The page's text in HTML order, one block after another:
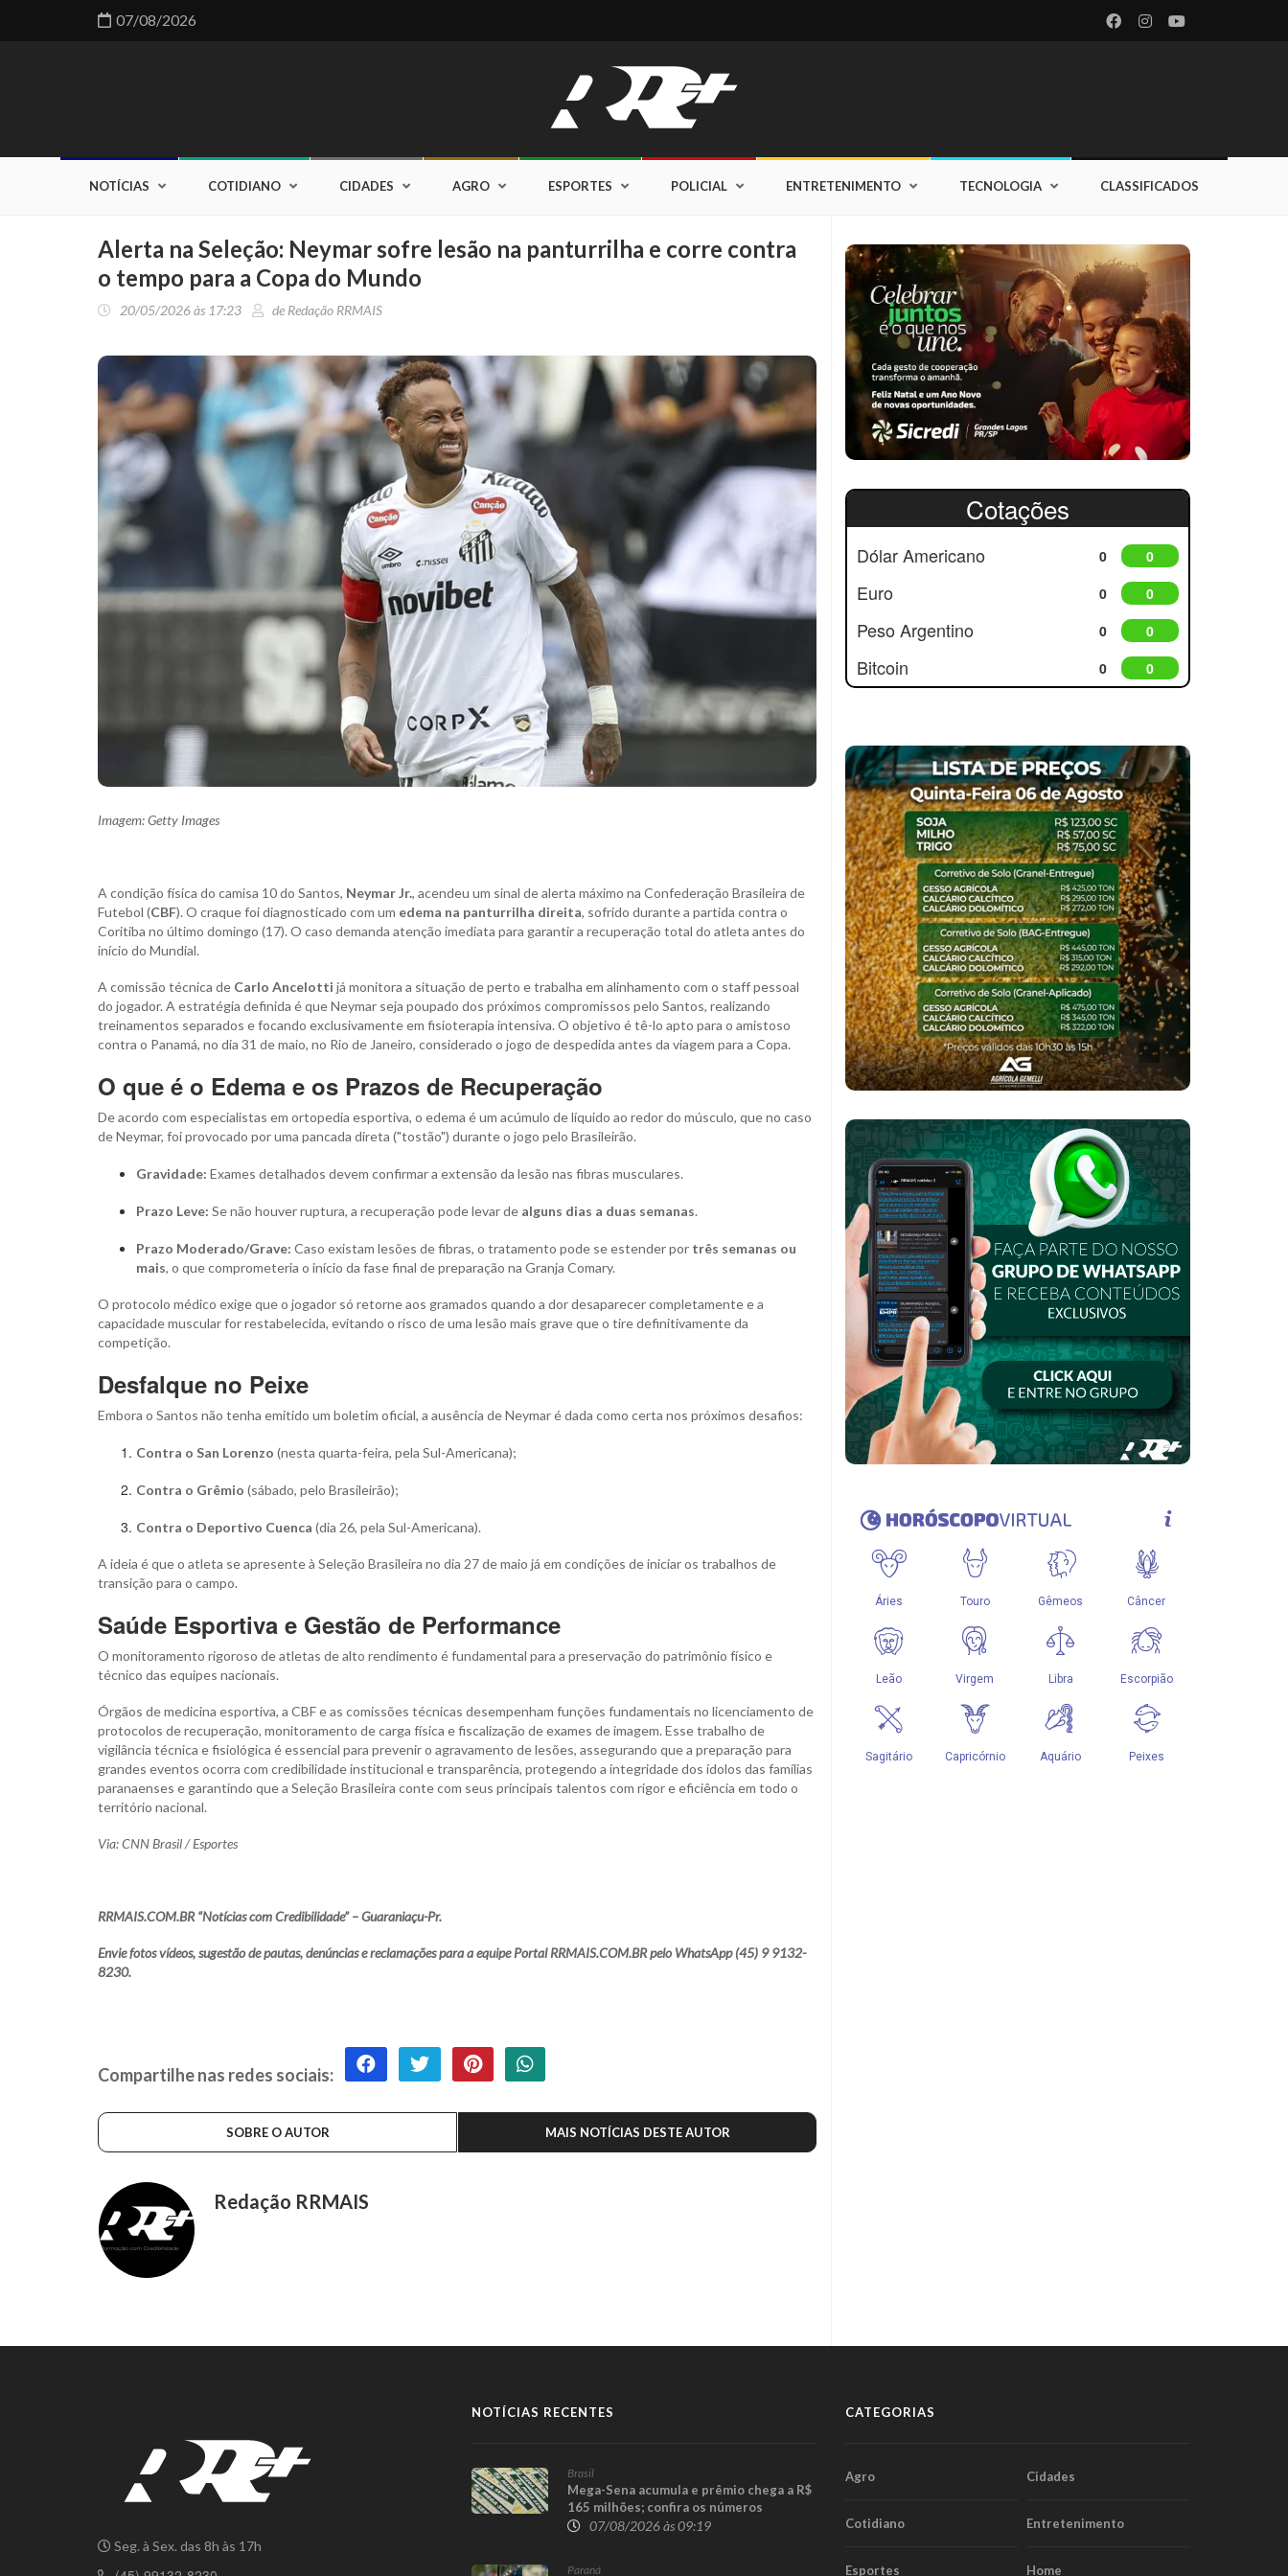
07/08/2026
NOTÍCIAS COTIDIANO CIDADES AGRO ESPORTES POLICIAL ENTRETENIMENTO TECNOLOGIA CLASSIFICADOS
Alerta na Seleção: Neymar sofre lesão na panturrilha e corre contra
o tempo para a Copa do Mundo
20/05/2026 às 17:23 de Redação RRMAIS
Imagem: Getty Images
A condição física do camisa 10 do Santos, Neymar Jr., acendeu um sinal de alerta máximo na Confederação Brasileira de
Futebol (CBF). O craque foi diagnosticado com um edema na panturrilha direita, sofrido durante a partida contra o
Coritiba no último domingo (17). O caso demanda atenção imediata para garantir a recuperação total do atleta antes do
início do Mundial.
A comissão técnica de Carlo Ancelotti já monitora a situação de perto e trabalha em alinhamento com o staff pessoal
do jogador. A estratégia definida é que Neymar seja poupado dos próximos compromissos pelo Santos, realizando
treinamentos separados e focando exclusivamente em fisioterapia intensiva. O objetivo é tê-lo apto para o amistoso
contra o Panamá, no dia 31 de maio, no Rio de Janeiro, considerado o jogo de despedida antes da viagem para a Copa.
O que é o Edema e os Prazos de Recuperação
De acordo com especialistas em ortopedia esportiva, o edema é um acúmulo de líquido ao redor do músculo, que no caso
de Neymar, foi provocado por uma pancada direta ("tostão") durante o jogo pelo Brasileirão.
Gravidade: Exames detalhados devem confirmar a extensão da lesão nas fibras musculares.
Prazo Leve: Se não houver ruptura, a recuperação pode levar de alguns dias a duas semanas.
Prazo Moderado/Grave: Caso existam lesões de fibras, o tratamento pode se estender por três semanas ou
mais, o que comprometeria o início da fase final de preparação na Granja Comary.
O protocolo médico exige que o jogador só retorne aos gramados quando a dor desaparecer completamente e a
capacidade muscular for restabelecida, evitando o risco de uma lesão mais grave que o tire definitivamente da
competição.
Desfalque no Peixe
Embora o Santos não tenha emitido um boletim oficial, a ausência de Neymar é dada como certa nos próximos desafios:
Contra o San Lorenzo (nesta quarta-feira, pela Sul-Americana);
Contra o Grêmio (sábado, pelo Brasileirão);
Contra o Deportivo Cuenca (dia 26, pela Sul-Americana).
A ideia é que o atleta se apresente à Seleção Brasileira no dia 27 de maio já em condições de iniciar os trabalhos de
transição para o campo.
Saúde Esportiva e Gestão de Performance
O monitoramento rigoroso de atletas de alto rendimento é fundamental para a preservação do patrimônio físico e
técnico das equipes nacionais.
Órgãos de medicina esportiva, a CBF e as comissões técnicas desempenham funções fundamentais no licenciamento de
protocolos de recuperação, monitoramento de carga física e fiscalização de exames de imagem. Esse trabalho de
vigilância técnica e fisiológica é essencial para prevenir o agravamento de lesões, assegurando que a preparação para
grandes eventos ocorra com credibilidade institucional e transparência, protegendo a integridade dos ídolos das famílias
paranaenses e garantindo que a Seleção Brasileira conte com seus principais talentos com rigor e eficiência em todo o
território nacional.
Via: CNN Brasil / Esportes
RRMAIS.COM.BR “Notícias com Credibilidade” – Guaraniaçu-Pr.
Envie fotos vídeos, sugestão de pautas, denúncias e reclamações para a equipe Portal RRMAIS.COM.BR pelo WhatsApp (45) 9 9132-
8230.
Compartilhe nas redes sociais:
SOBRE O AUTOR MAIS NOTÍCIAS DESTE AUTOR
Redação RRMAIS
Cotações
Dólar Americano 0 0
Euro 0 0
Peso Argentino 0 0
Bitcoin 0 0
Seg. à Sex. das 8h às 17h
NOTÍCIAS RECENTES
Brasil
Mega-Sena acumula e prêmio chega a R$
165 milhões; confira os números
sorteados
07/08/2026 às 09:19
Paraná
CATEGORIAS
Agro Cidades
Cotidiano Entretenimento
Esportes Home